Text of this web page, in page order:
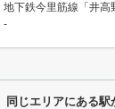
地下鉄今里筋線「井高
-
同じエリアにある駅